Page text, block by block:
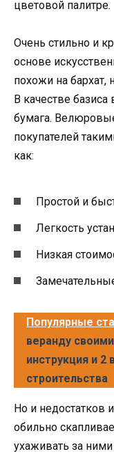
цветовой палитре.
Очень стильно и
основе
похожи на бархат,
В качестве
бумага.
покупателей
как:
Простой и
Легкость
Низкая
Популярные
веранду
инструкция и 2
строительства
Но и недостатков
обильно
ухаживать за ними